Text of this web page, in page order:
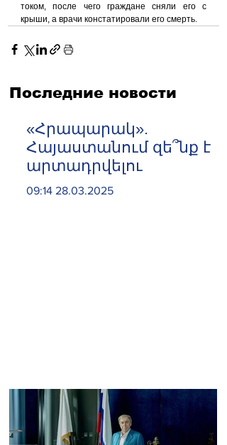
током, после чего граждане сняли его с
крыши, а врачи констатировали его смерть.
Последние новости
«Հրապարակ».
Հայաստանում զե՞նք է
արտադրվելու
09:14 28.03.2025